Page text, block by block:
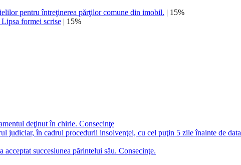
pentru întreţinerea părţilor comune din imobil. | 15%
formei scrise | 15%
deţinut în chirie. Consecinţe
în cadrul procedurii insolvenţei, cu cel puţin 5 zile înainte de
succesiunea părintelui său. Consecinţe.